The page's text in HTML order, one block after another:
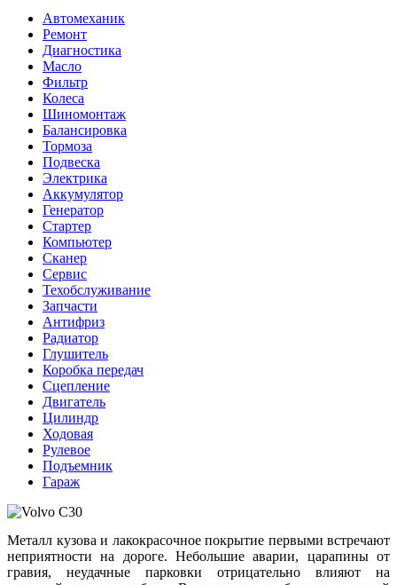
Автомеханик
Ремонт
Диагностика
Масло
Фильтр
Колеса
Шиномонтаж
Балансировка
Тормоза
Подвеска
Электрика
Аккумулятор
Генератор
Стартер
Компьютер
Сканер
Сервис
Техобслуживание
Запчасти
Антифриз
Радиатор
Глушитель
Коробка передач
Сцепление
Двигатель
Цилиндр
Ходовая
Рулевое
Подъемник
Гараж
Металл кузова и лакокрасочное покрытие первыми встречают
неприятности на дороге. Небольшие аварии, царапины от
гравия, неудачные парковки отрицательно влияют на